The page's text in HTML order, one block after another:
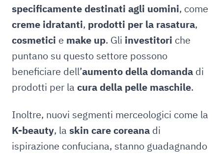
specificamente destinati agli uomini, come
creme idratanti, prodotti per la rasatura,
cosmetici e make up. Gli investitori che
puntano su questo settore possono
beneficiare dell’aumento della domanda di
prodotti per la cura della pelle maschile.
Inoltre, nuovi segmenti merceologici come la
K-beauty, la skin care coreana di
ispirazione confuciana, stanno guadagnando